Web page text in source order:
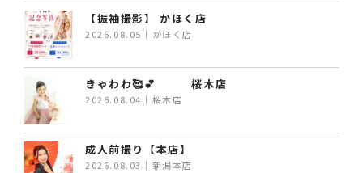
【振袖撮影】 かほく店
2026.08.05｜かほく店
きゃわわ🥰💕 桜木店
2026.08.04｜桜木店
成人前撮り【本店】
2026.08.03｜新潟本店